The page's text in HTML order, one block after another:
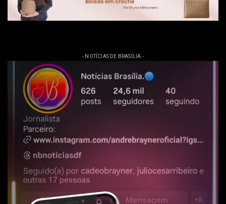
- NOTÍCIAS DE BRASÍLIA -